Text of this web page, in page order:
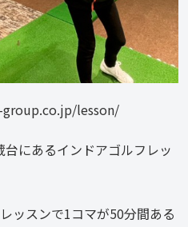
lesson/
にあるインドアゴルフレッ
ッスンで1コマが50分間ある